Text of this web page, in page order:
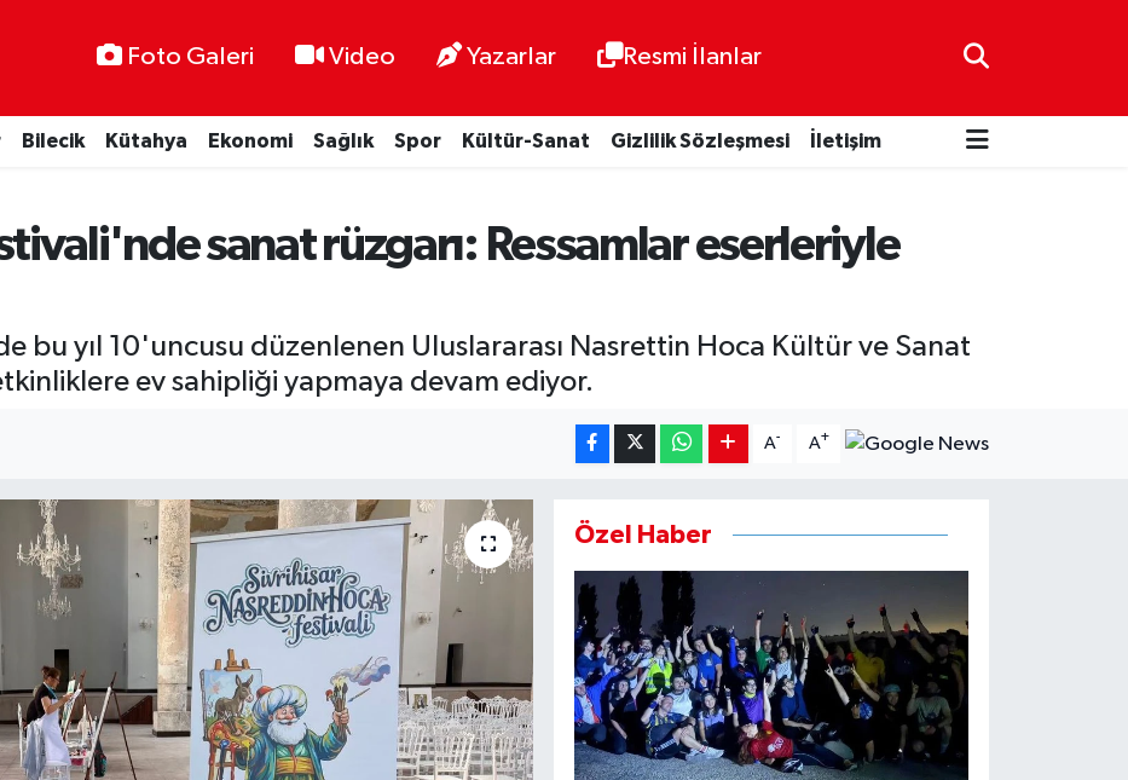
Foto Galeri Video Yazarlar Resmi İlanlar
Bilecik Kütahya Ekonomi Sağlık Spor Kültür-Sanat Gizlilik Sözleşmesi İletişim
sanat rüzgarı: Ressamlar eserleriyle
bu yıl 10'uncusu düzenlenen Uluslararası Nasrettin Hoca Kültür ve Sanat
ev sahipliği yapmaya devam ediyor.
A- A+
Özel Haber